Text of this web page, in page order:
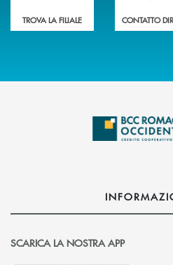
TROVA LA FILIALE CONTATTO
SCARICA LA NOSTRA APP